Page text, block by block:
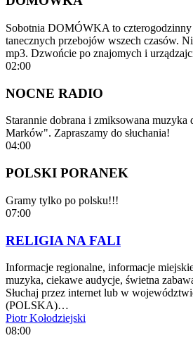
Sobotnia DOMÓWKA to
tanecznych przebojów wszech czasów.
mp3. Dzwońcie po znajomych i
02:00
NOCNE RADIO
Starannie dobrana i zmiksowana
Marków". Zapraszamy do słuchania!
04:00
POLSKI PORANEK
Gramy tylko po polsku!!!
07:00
RELIGIA NA FALI
Informacje regionalne, informacje
muzyka, ciekawe audycje, świetna
Słuchaj przez internet lub w
(POLSKA)…
Piotr Kołodziejski
08:00